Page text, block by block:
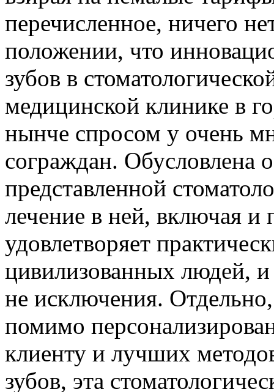
перечисленное, ничего
положении, что
зубов в
медицинской клинике в
нынче спросом у очень
сограждан. Обусловлена
представленной
лечение в ней, включая и
удовлетворяет
цивилизованных людей, и
не исключения.
помимо
клиенту и лучших
зубов, эта